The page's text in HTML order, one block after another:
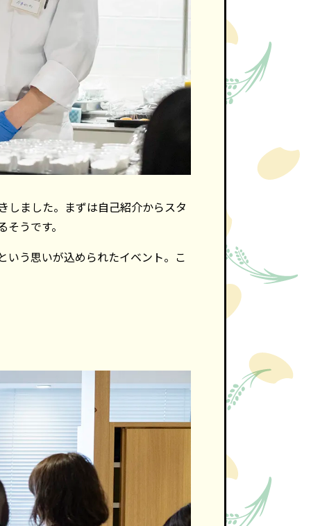
しました。まずは自己紹介からスタ
うです。
いう思いが込められたイベント。こ